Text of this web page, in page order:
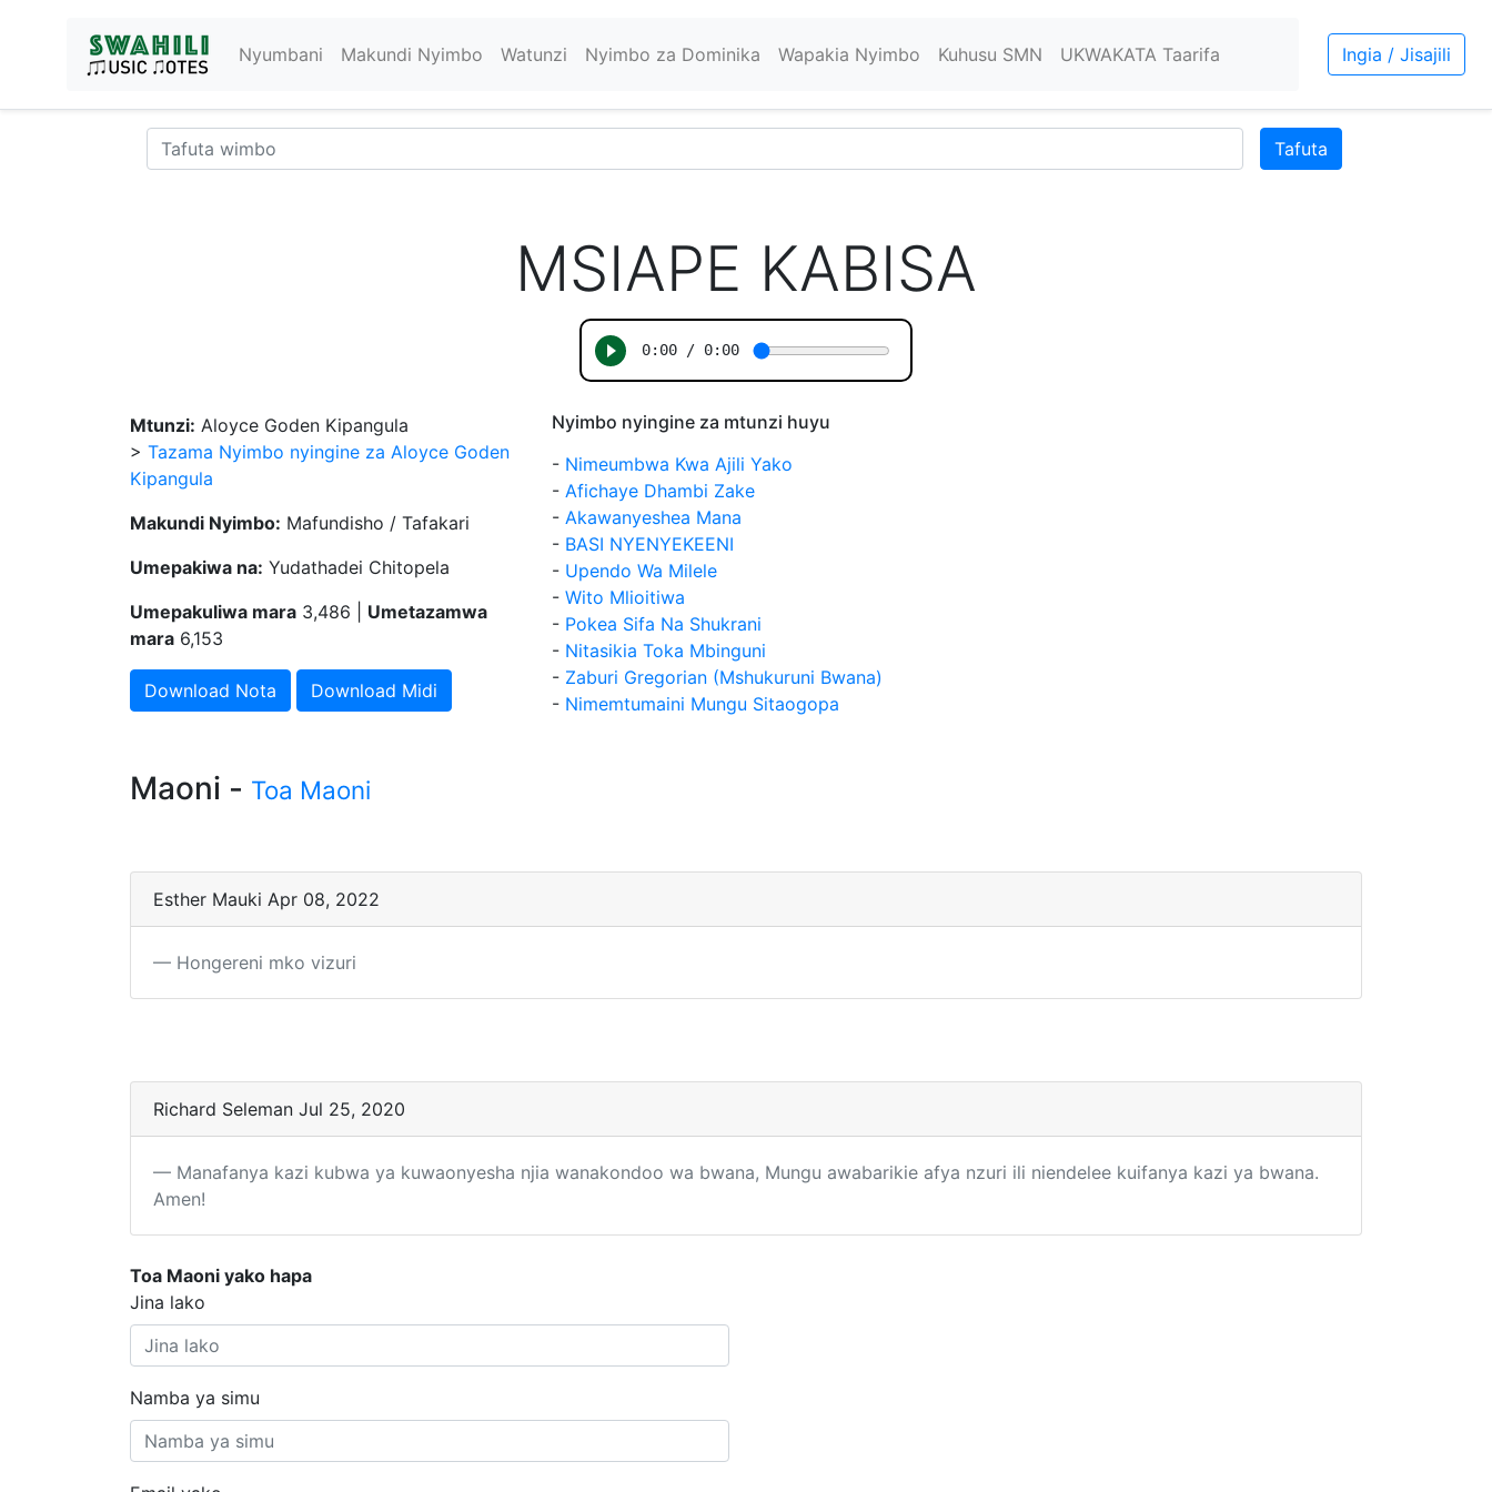
Nyumbani Makundi Nyimbo Watunzi Nyimbo za Dominika Wapakia Nyimbo Kuhusu SMN UKWAKATA Taarifa Ingia / Jisajili
Tafuta
MSIAPE KABISA
Mtunzi: Aloyce Goden Kipangula
> Tazama Nyimbo nyingine za Aloyce Goden
Kipangula
Makundi Nyimbo: Mafundisho / Tafakari
Umepakiwa na: Yudathadei Chitopela
Umepakuliwa mara 3,486 | Umetazamwa
mara 6,153
Download Nota Download Midi
Nyimbo nyingine za mtunzi huyu
- Nimeumbwa Kwa Ajili Yako
- Afichaye Dhambi Zake
- Akawanyeshea Mana
- BASI NYENYEKEENI
- Upendo Wa Milele
- Wito Mlioitiwa
- Pokea Sifa Na Shukrani
- Nitasikia Toka Mbinguni
- Zaburi Gregorian (Mshukuruni Bwana)
- Nimemtumaini Mungu Sitaogopa
Maoni - Toa Maoni
Esther Mauki Apr 08, 2022
Hongereni mko vizuri
Richard Seleman Jul 25, 2020
Manafanya kazi kubwa ya kuwaonyesha njia wanakondoo wa bwana, Mungu awabarikie afya nzuri ili niendelee kuifanya kazi ya bwana.
Amen!
Toa Maoni yako hapa
Jina lako
Namba ya simu